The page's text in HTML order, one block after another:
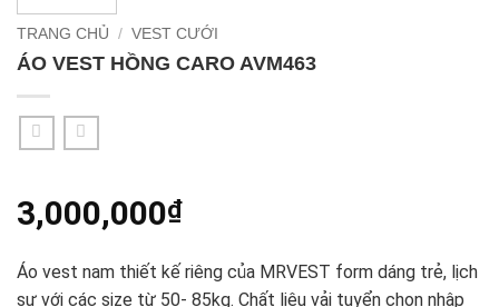
TRANG CHỦ / VEST CƯỚI
ÁO VEST HỒNG CARO AVM463
3,000,000₫
Áo vest nam thiết kế riêng của MRVEST form dáng trẻ, lịch
sự với các size từ 50- 85kg. Chất liệu vải tuyển chọn nhập